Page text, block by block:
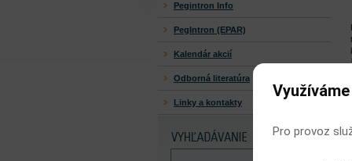
Pegintron Info
PegIntron (EPAR)
Kalendár akcií
Odborná literatúra
Linky a kontakty
Pro provoz